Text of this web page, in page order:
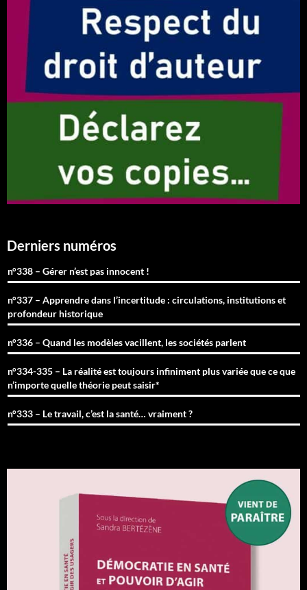
Derniers numéros
n°338 – Gérer n’est pas innocent !
n°337 – Apprendre dans l’incertitude : circulations, institutions et
profondeur historique
n°336 – Quand les modèles vacillent, les sociétés parlent
n°334-335 – La réalité est toujours infiniment plus variée que ce que
n’importe quelle théorie peut saisir*
n°333 – Le travail, c’est la santé… vraiment ?